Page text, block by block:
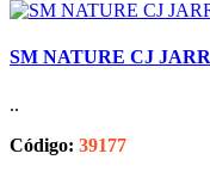
SM NATURE CJ
..
Código: 39177